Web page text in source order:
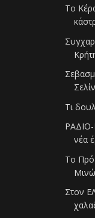
Το
Τι
νέα
Το
Στον